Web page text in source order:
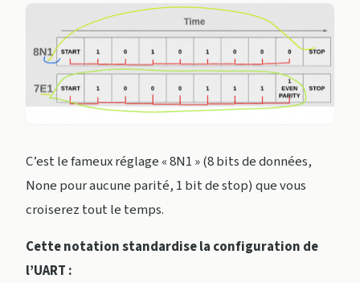
C’est le fameux réglage « 8N1 » (8 bits de données,
None pour aucune parité, 1 bit de stop) que vous
croiserez tout le temps.
Cette notation standardise la configuration de
l’UART :